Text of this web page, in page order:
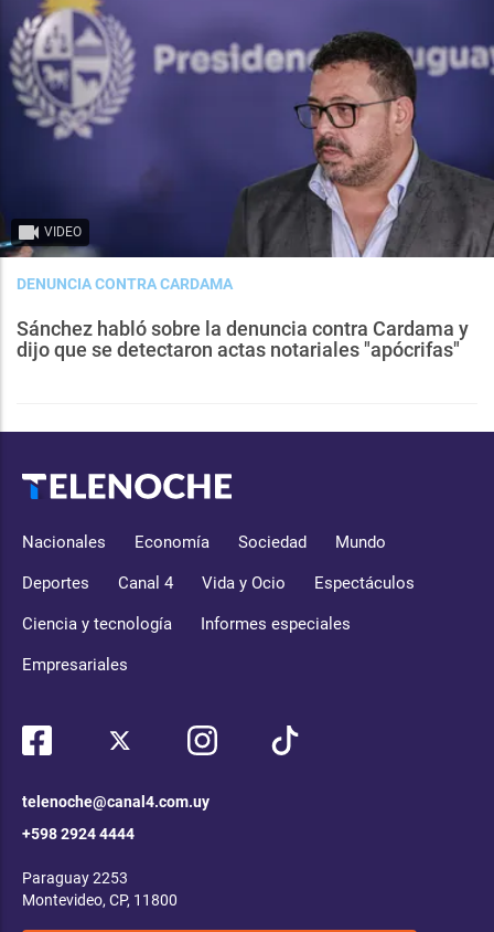
VIDEO
DENUNCIA CONTRA CARDAMA
Sánchez habló sobre la denuncia contra Cardama y
dijo que se detectaron actas notariales "apócrifas"
Nacionales Economía Sociedad Mundo
Deportes Canal 4 Vida y Ocio Espectáculos
Ciencia y tecnología Informes especiales
Empresariales
telenoche@canal4.com.uy
+598 2924 4444
Paraguay 2253
Montevideo, CP, 11800